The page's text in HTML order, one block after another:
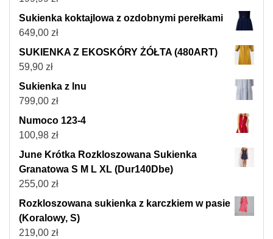
Sukienka koktajlowa z ozdobnymi perełkami
649,00 zł
SUKIENKA Z EKOSKÓRY ŻÓŁTA (480ART)
59,90 zł
Sukienka z lnu
799,00 zł
Numoco 123-4
100,98 zł
June Krótka Rozkloszowana Sukienka
Granatowa S M L XL (Dur140Dbe)
255,00 zł
Rozkloszowana sukienka z karczkiem w pasie
(Koralowy, S)
219,00 zł